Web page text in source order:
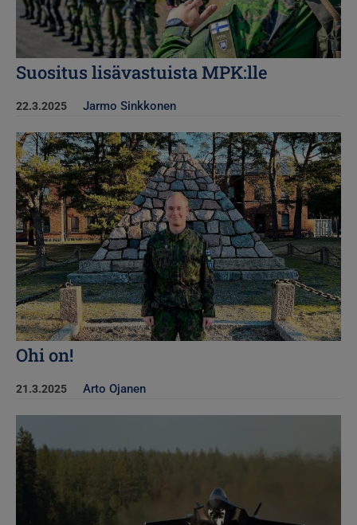
Suositus lisävastuista MPK:lle
22.3.2025 Jarmo Sinkkonen
Kuva
Ohi on!
21.3.2025 Arto Ojanen
Kuva